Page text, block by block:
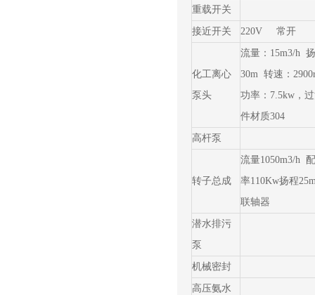
重载开关
接近开关 220V 常开
化工离心
泵头
流量：15m3/h
30m 转速：
功率：7.5kw，
件材质304
高杆泵
转子总成
流量1050m3/h
率110Kw扬程
联轴器
潜水排污
泵
机械密封
高压氨水